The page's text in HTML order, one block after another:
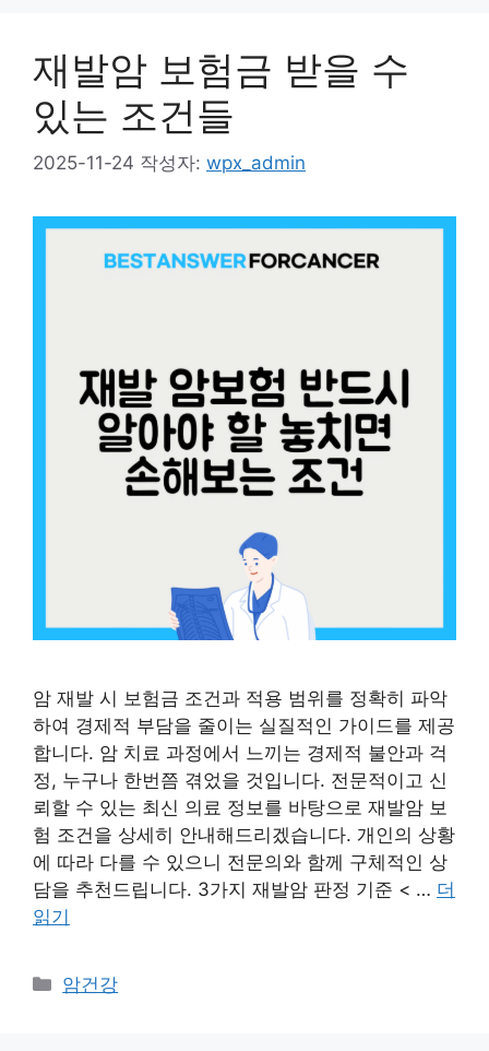
재발암 보험금 받을 수
있는 조건들
2025-11-24 작성자: wpx_admin
암 재발 시 보험금 조건과 적용 범위를 정확히 파악
하여 경제적 부담을 줄이는 실질적인 가이드를 제공
합니다. 암 치료 과정에서 느끼는 경제적 불안과 걱
정, 누구나 한번쯤 겪었을 것입니다. 전문적이고 신
뢰할 수 있는 최신 의료 정보를 바탕으로 재발암 보
험 조건을 상세히 안내해드리겠습니다. 개인의 상황
에 따라 다를 수 있으니 전문의와 함께 구체적인 상
담을 추천드립니다. 3가지 재발암 판정 기준 < … 더
읽기
카
암건강